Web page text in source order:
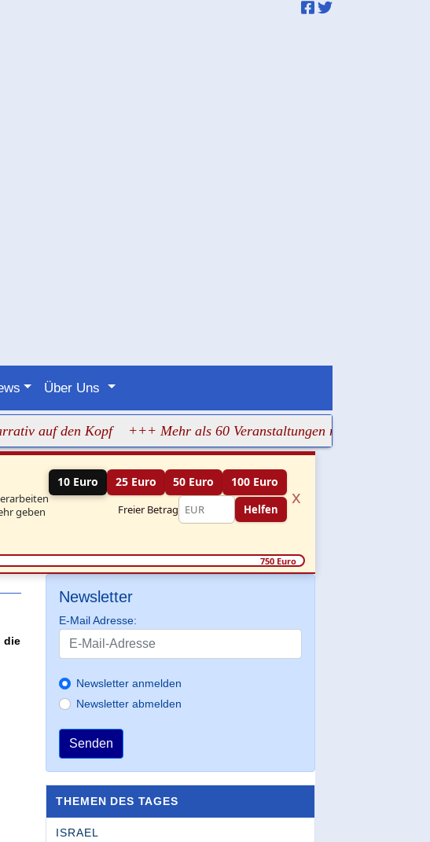
Über Uns
den Kopf +++ Mehr als 60 Veranstaltungen machen jüdisches
geben
10 Euro 25 Euro 50 Euro 100 Euro
Freier Betrag Helfen
x
750 Euro
die
Newsletter
E-Mail Adresse:
Newsletter anmelden
Newsletter abmelden
Senden
THEMEN DES TAGES
ISRAEL